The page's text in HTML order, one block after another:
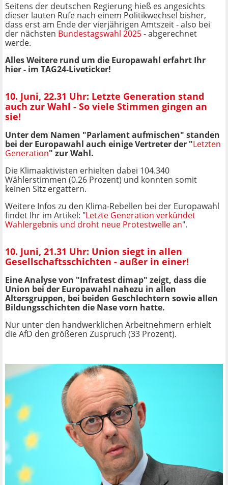
Seitens der deutschen Regierung hieß es angesichts
dieser lauten Rufe nach einem Politikwechsel bisher,
dass erst am Ende der vierjährigen Amtszeit - also bei
der nächsten Bundestagswahl 2025- abgerechnet
werde.
Alles Weitere rund um die Europawahl erfahrt Ihr
hier - im TAG24-Liveticker!
10. Juni, 22.31 Uhr: Letzte Generation stand
auch zur Wahl - So viele Stimmen gingen an
sie!
Unter dem Namen "Parlament aufmischen" standen
bei der Europawahl auch einige Vertreter der "Letzten
Generation" zur Wahl.
Die Klimaaktivisten erhielten dabei 104.340
Wählerstimmen (0.26 Prozent) und konnten somit
keinen Sitz ergattern.
Weitere Infos zu den Klima-Rebellen bei der Europawahl
findet Ihr im Artikel: "Letzte Generation verkündet
Wahlergebnis und droht neue Protestwelle an".
10. Juni, 21.31 Uhr: Union siegt in allen
Gesellschaftsschichten - außer in einer!
Eine Analyse von "Infratest dimap" zeigt, dass die
Union bei der Europawahl nahezu in allen
Altersgruppen, bei beiden Geschlechtern sowie allen
Bildungsschichten die Nase vorn hatte.
Nur unter den handwerklichen Arbeitnehmern erhielt
die AfD den größeren Zuspruch (33 Prozent).